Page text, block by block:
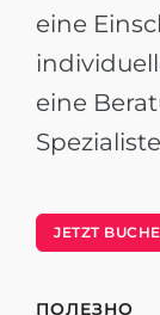
eine
eine
JETZT
ПОЛЕЗНО